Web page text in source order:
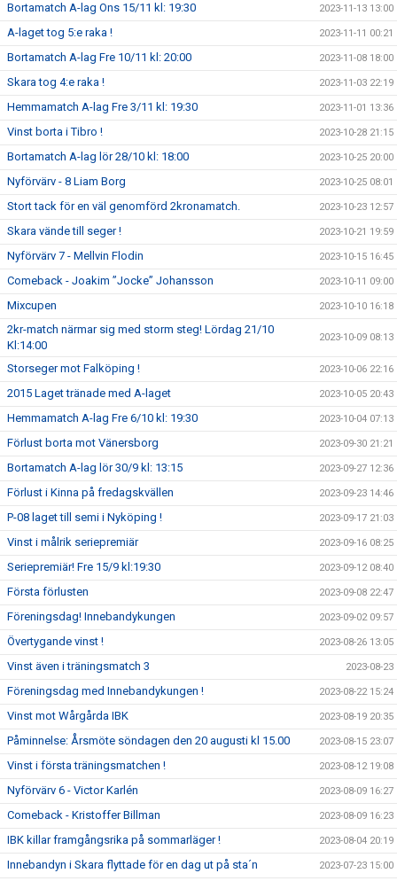
Bortamatch A-lag Ons 15/11 kl: 19:30 2023-11-13 13:00
A-laget tog 5:e raka ! 2023-11-11 00:21
Bortamatch A-lag Fre 10/11 kl: 20:00 2023-11-08 18:00
Skara tog 4:e raka ! 2023-11-03 22:19
Hemmamatch A-lag Fre 3/11 kl: 19:30 2023-11-01 13:36
Vinst borta i Tibro ! 2023-10-28 21:15
Bortamatch A-lag lör 28/10 kl: 18:00 2023-10-25 20:00
Nyförvärv - 8 Liam Borg 2023-10-25 08:01
Stort tack för en väl genomförd 2kronamatch. 2023-10-23 12:57
Skara vände till seger ! 2023-10-21 19:59
Nyförvärv 7 - Mellvin Flodin 2023-10-15 16:45
Comeback - Joakim ”Jocke” Johansson 2023-10-11 09:00
Mixcupen 2023-10-10 16:18
2kr-match närmar sig med storm steg! Lördag 21/10
Kl:14:00
2023-10-09 08:13
Storseger mot Falköping ! 2023-10-06 22:16
2015 Laget tränade med A-laget 2023-10-05 20:43
Hemmamatch A-lag Fre 6/10 kl: 19:30 2023-10-04 07:13
Förlust borta mot Vänersborg 2023-09-30 21:21
Bortamatch A-lag lör 30/9 kl: 13:15 2023-09-27 12:36
Förlust i Kinna på fredagskvällen 2023-09-23 14:46
P-08 laget till semi i Nyköping ! 2023-09-17 21:03
Vinst i målrik seriepremiär 2023-09-16 08:25
Seriepremiär! Fre 15/9 kl:19:30 2023-09-12 08:40
Första förlusten 2023-09-08 22:47
Föreningsdag! Innebandykungen 2023-09-02 09:57
Övertygande vinst ! 2023-08-26 13:05
Vinst även i träningsmatch 3 2023-08-23
Föreningsdag med Innebandykungen ! 2023-08-22 15:24
Vinst mot Wårgårda IBK 2023-08-19 20:35
Påminnelse: Årsmöte söndagen den 20 augusti kl 15.00 2023-08-15 23:07
Vinst i första träningsmatchen ! 2023-08-12 19:08
Nyförvärv 6 - Victor Karlén 2023-08-09 16:27
Comeback - Kristoffer Billman 2023-08-09 16:23
IBK killar framgångsrika på sommarläger ! 2023-08-04 20:19
Innebandyn i Skara flyttade för en dag ut på sta´n 2023-07-23 15:00